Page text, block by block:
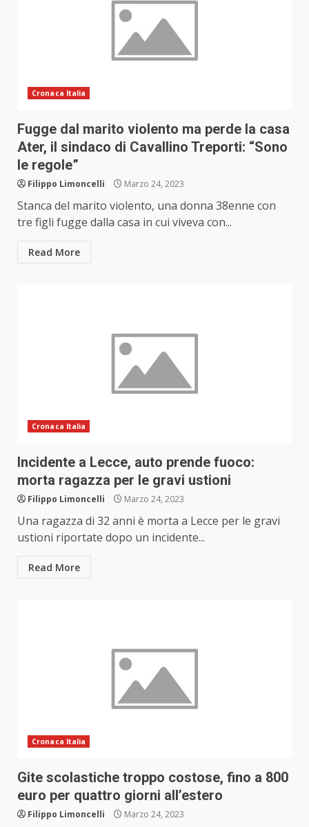
Cronaca Italia
Fugge dal marito violento ma perde la casa
Ater, il sindaco di Cavallino Treporti: “Sono
le regole”
Filippo Limoncelli Marzo 24, 2023
Stanca del marito violento, una donna 38enne con
tre figli fugge dalla casa in cui viveva con...
Read More
Cronaca Italia
Incidente a Lecce, auto prende fuoco:
morta ragazza per le gravi ustioni
Filippo Limoncelli Marzo 24, 2023
Una ragazza di 32 anni è morta a Lecce per le gravi
ustioni riportate dopo un incidente...
Read More
Cronaca Italia
Gite scolastiche troppo costose, fino a 800
euro per quattro giorni all’estero
Filippo Limoncelli Marzo 24, 2023